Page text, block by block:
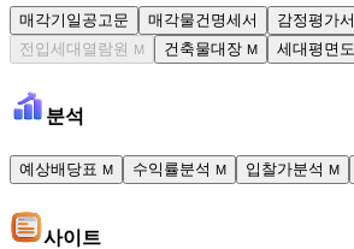
매각기일공고문 매각물건명세서 감정평가서
전입세대열람원
M 건축물대장 M 세대평면도
분석
예상배당표 M 수익률분석 M 입찰가분석 M
사이트